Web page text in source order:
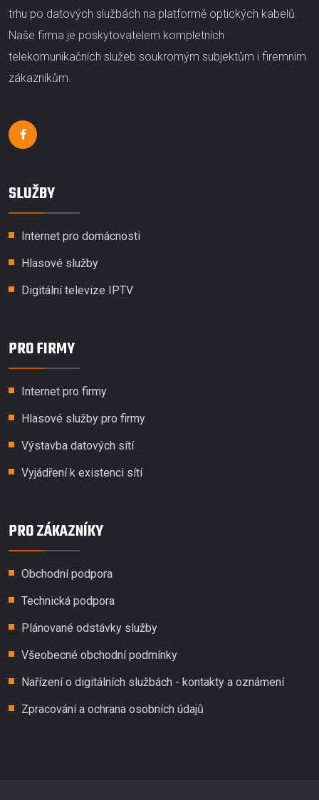
trhu po datových službách na platformě optických kabelů.
Naše firma je poskytovatelem kompletních
telekomunikačních služeb soukromým subjektům i firemním
zákazníkům.
SLUŽBY
Internet pro domácnosti
Hlasové služby
Digitální televize IPTV
PRO FIRMY
Internet pro firmy
Hlasové služby pro firmy
Výstavba datových sítí
Vyjádření k existenci sítí
PRO ZÁKAZNÍKY
Obchodní podpora
Technická podpora
Plánované odstávky služby
Všeobecné obchodní podmínky
Nařízení o digitálních službách - kontakty a oznámení
Zpracování a ochrana osobních údajů